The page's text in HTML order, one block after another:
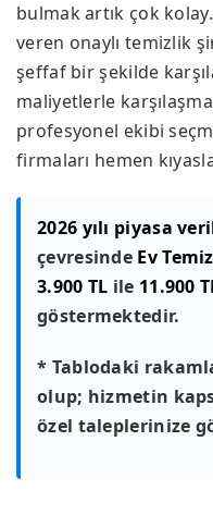
bulmak artık çok
veren onaylı temizlik
şeffaf bir şekilde
maliyetlerle
profesyonel ekibi
firmaları hemen
2026 yılı piyasa
çevresinde Ev
3.900 TL ile 11.900
göstermektedir.
* Tablodaki
olup; hizmetin
özel taleplerinize